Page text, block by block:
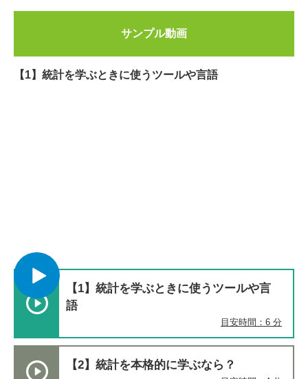
【1】統計を学ぶときに使うツールや言
語
目安時間：6 分
【2】統計を本格的に学ぶなら？
サンプル動画
【1】統計を学ぶときに使うツールや言語